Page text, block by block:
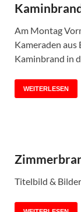
Am Montag
Kameraden aus
Kaminbrand in
WEITERLESEN
Titelbild &